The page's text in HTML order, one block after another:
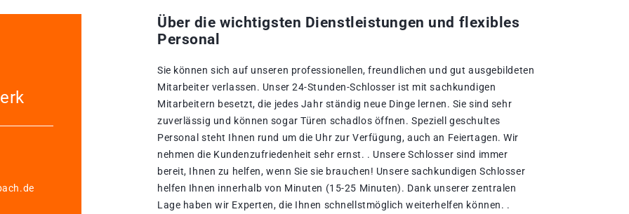
Über die wichtigsten Dienstleistungen und flexibles
Personal
Sie können sich auf unseren professionellen, freundlichen und gut ausgebildeten
Mitarbeiter verlassen. Unser 24-Stunden-Schlosser ist mit sachkundigen
Mitarbeitern besetzt, die jedes Jahr ständig neue Dinge lernen. Sie sind sehr
zuverlässig und können sogar Türen schadlos öffnen. Speziell geschultes
Personal steht Ihnen rund um die Uhr zur Verfügung, auch an Feiertagen. Wir
nehmen die Kundenzufriedenheit sehr ernst. . Unsere Schlosser sind immer
bereit, Ihnen zu helfen, wenn Sie sie brauchen! Unsere sachkundigen Schlosser
helfen Ihnen innerhalb von Minuten (15-25 Minuten). Dank unserer zentralen
Lage haben wir Experten, die Ihnen schnellstmöglich weiterhelfen können. .